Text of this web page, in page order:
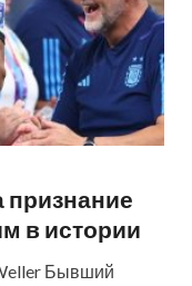
признание
в истории
Бывший